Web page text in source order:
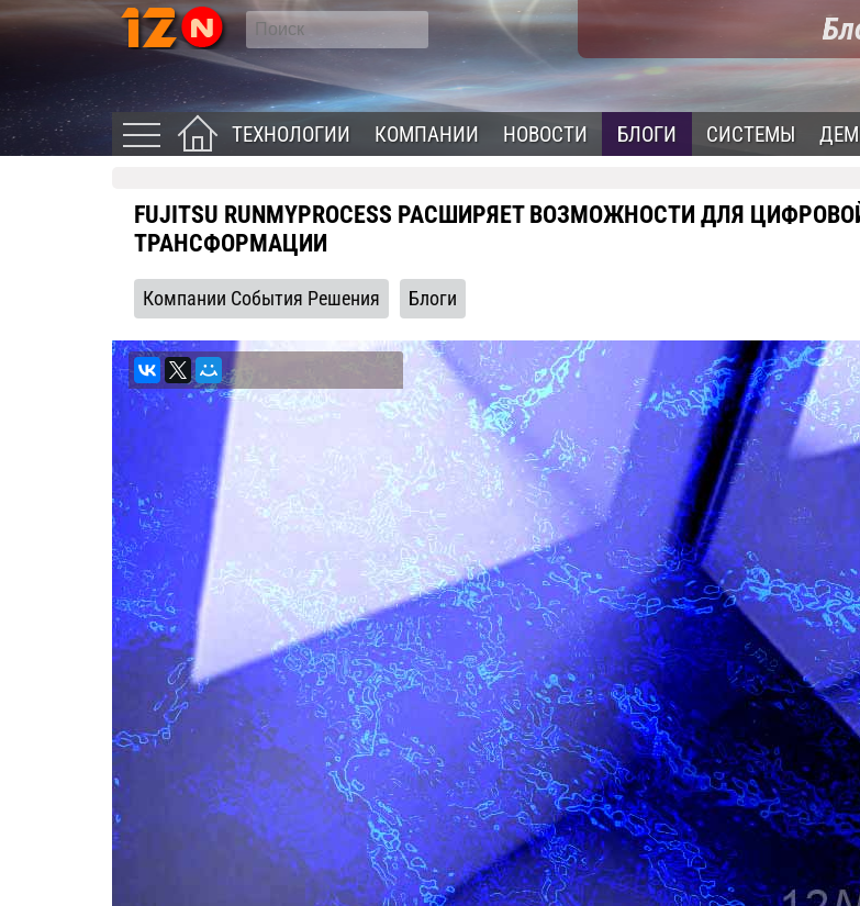
ТЕХНОЛОГИИ КОМПАНИИ НОВОСТИ БЛОГИ СИСТЕМЫ
FUJITSU RUNMYPROCESS РАСШИРЯЕТ ВОЗМОЖНОСТИ ДЛЯ
ТРАНСФОРМАЦИИ
Компании События Решения Блоги